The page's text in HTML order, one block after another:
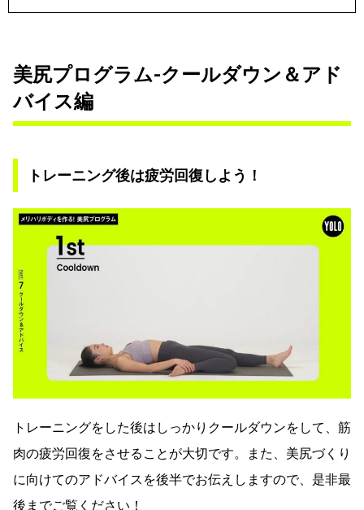
美尻プログラム-クールダウン＆アド
バイス編
トレーニング後は疲労回復しよう！
トレーニングをした後はしっかりクールダウンをして、筋
肉の疲労回復をさせることが大切です。また、美尻づくり
に向けてのアドバイスを後半でお伝えしますので、是非最
後までご覧ください！